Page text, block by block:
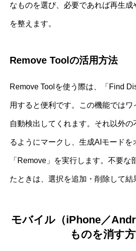
なものを選び、必要であれば再生成
を整えます。
Remove Toolの活用方法
Remove Toolを使う際は、「Find
用すると便利です。この機能では
自動検出してくれます。それ以外
るようにマークし、生成AIモードを
「Remove」を実行します。不要な
たときは、選択を追加・削除して結
モバイル（iPhone／
ものを消す